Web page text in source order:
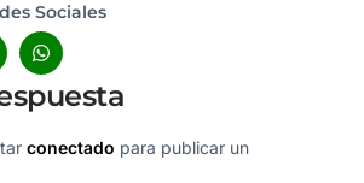
Sociales
conectado para publicar un